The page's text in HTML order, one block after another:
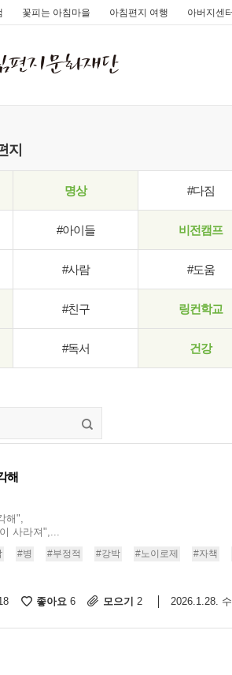
꽃피는 아침마을 아침편지 여행 아버지센터
지
명상 #다짐
#아이들 비전캠프
#사람 #도움
#친구 링컨학교
#독서 건강
해
해",
사라져",...
#병 #부정적 #강박 #노이로제 #자책
좋아요 6 모으기 2 2026.1.28.